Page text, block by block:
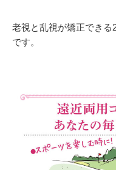
老視と乱視が矯正でき
です。